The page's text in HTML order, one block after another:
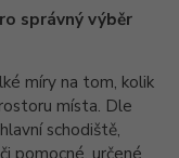
správný výběr
míry na tom, kolik
místa. Dle
schodiště,
pomocné, určené